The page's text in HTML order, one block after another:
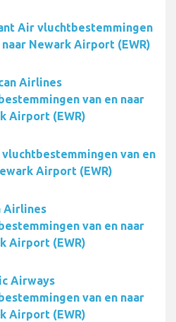
Air vluchtbestemmingen
naar Newark Airport (EWR)
Airlines
van en naar
Airport (EWR)
van en
Airport (EWR)
Airlines
van en naar
Airport (EWR)
Airways
van en naar
Airport (EWR)